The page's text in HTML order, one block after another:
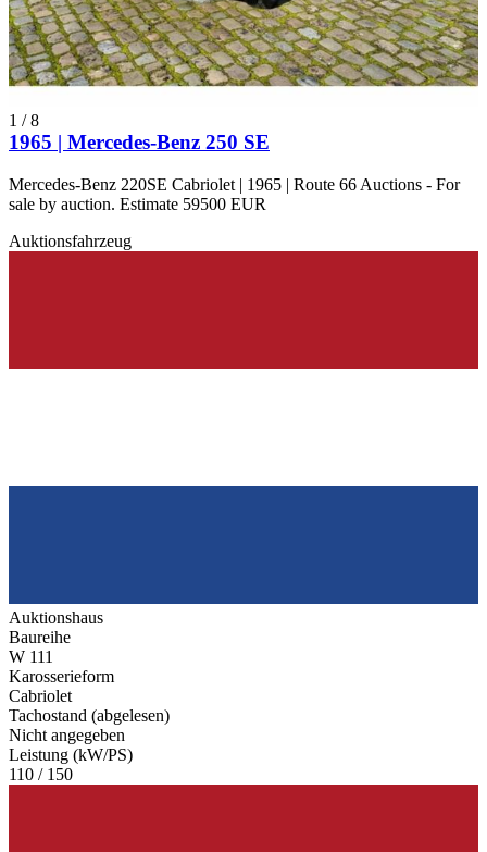
1 /8
1965 | Mercedes-Benz 250 SE
Mercedes-Benz 220SE Cabriolet | 1965 | Route 66 Auctions - For
sale by auction. Estimate 59500 EUR
Auktionsfahrzeug
Auktionshaus
Baureihe
W 111
Karosserieform
Cabriolet
Tachostand (abgelesen)
Nicht angegeben
Leistung (kW/PS)
110 / 150